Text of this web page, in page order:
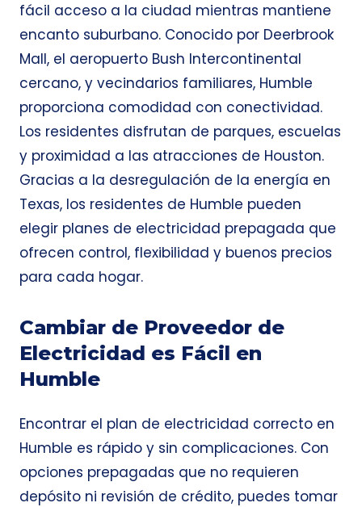
fácil acceso a la ciudad mientras mantiene
encanto suburbano. Conocido por Deerbrook
Mall, el aeropuerto Bush Intercontinental
cercano, y vecindarios familiares, Humble
proporciona comodidad con conectividad.
Los residentes disfrutan de parques, escuelas
y proximidad a las atracciones de Houston.
Gracias a la desregulación de la energía en
Texas, los residentes de Humble pueden
elegir planes de electricidad prepagada que
ofrecen control, flexibilidad y buenos precios
para cada hogar.
Cambiar de Proveedor de
Electricidad es Fácil en
Humble
Encontrar el plan de electricidad correcto en
Humble es rápido y sin complicaciones. Con
opciones prepagadas que no requieren
depósito ni revisión de crédito, puedes tomar